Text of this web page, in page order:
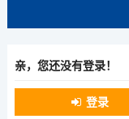
亲，您还没有登录！
登录